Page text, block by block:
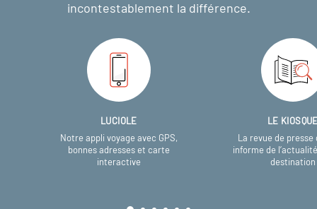
incontestablement la différence.
LUCIOLE
Notre appli voyage avec GPS,
bonnes adresses et carte
interactive
LE
La revue de presse
informe de
destination